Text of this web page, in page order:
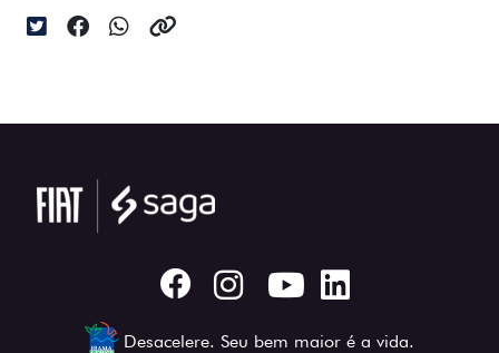
Desacelere. Seu bem maior é a vida.